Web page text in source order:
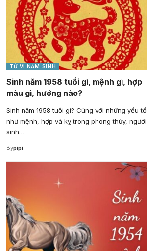
TỬ VI NĂM SINH
Sinh năm 1958 tuổi gì, mệnh gì, hợp
màu gì, hướng nào?
Sinh năm 1958 tuổi gì? Cùng với những yếu tố
như mệnh, hợp và kỵ trong phong thủy, người
sinh…
Bypipi